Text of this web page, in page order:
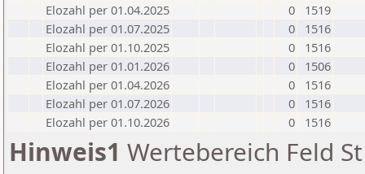
Elozahl per 01.04.2025
0
1519
Elozahl per 01.07.2025
0
1516
Elozahl per 01.10.2025
0
1516
Elozahl per 01.01.2026
0
1506
Elozahl per 01.04.2026
0
1516
Elozahl per 01.07.2026
0
1516
Elozahl per 01.10.2026
0 1516
Hinweis1 Wertebereich Feld